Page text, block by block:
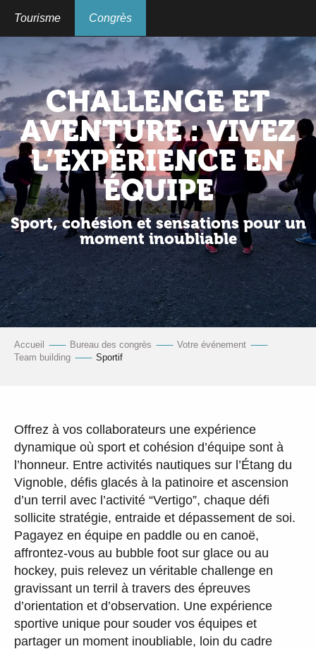
Tourisme Congrès
CHALLENGE ET
AVENTURE : VIVEZ
L’EXPÉRIENCE EN
ÉQUIPE
Sport, cohésion et sensations pour un
moment inoubliable
Accueil Bureau des congrès
Votre événement
Team building
Sportif
Offrez à vos collaborateurs une expérience
dynamique où sport et cohésion d’équipe sont à
l’honneur. Entre activités nautiques sur l’Étang du
Vignoble, défis glacés à la patinoire et ascension
d’un terril avec l’activité “Vertigo”, chaque défi
sollicite stratégie, entraide et dépassement de soi.
Pagayez en équipe en paddle ou en canoë,
affrontez-vous au bubble foot sur glace ou au
hockey, puis relevez un véritable challenge en
gravissant un terril à travers des épreuves
d’orientation et d’observation. Une expérience
sportive unique pour souder vos équipes et
partager un moment inoubliable, loin du cadre